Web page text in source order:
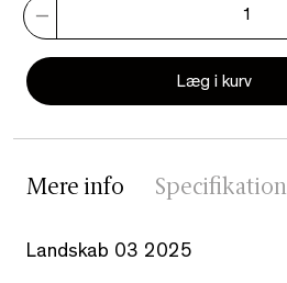
Læg i kurv
Mere info Specifikation
Landskab 03 2025